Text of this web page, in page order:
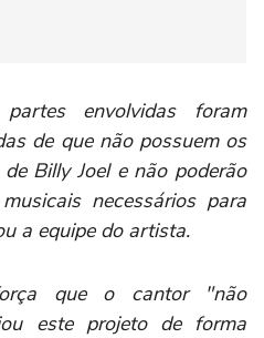
envolvidas foram
de que não possuem os
Billy Joel e não poderão
necessários para
a equipe do artista.
que o cantor "não
este projeto de forma